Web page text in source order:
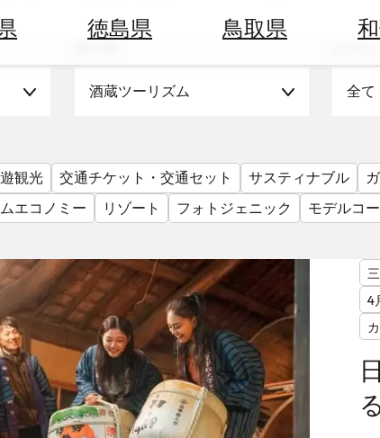
徳島県 鳥取県
酒蔵ツーリズム 全て
観光 交通チケット・交通セット サスティナブル
エコノミー リゾート フォトジェニック モデルコ
4